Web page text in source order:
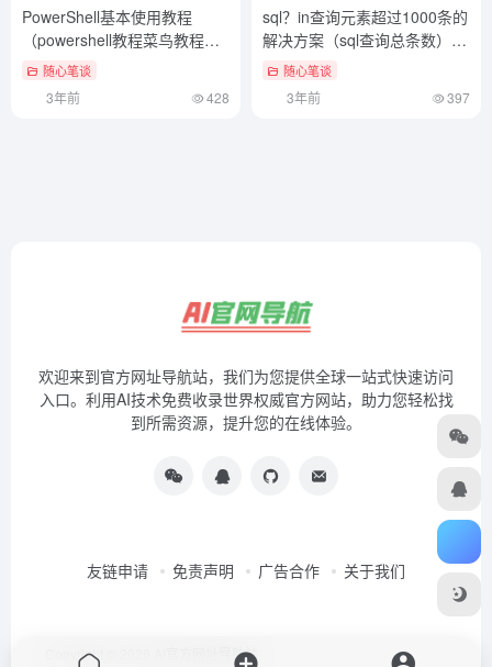
PowerShell基本使用教程
（powershell教程菜鸟教程）
怎么可以错过
随心笔谈
3年前 428
sql？in查询元素超过1000条的
解决方案（sql查询总条数）万
万没想到
随心笔谈
3年前 397
欢迎来到官方网址导航站，我们为您提供全球一站式快速访问
入口。利用AI技术免费收录世界权威官方网站，助力您轻松找
到所需资源，提升您的在线体验。
友链申请 免责声明 广告合作 关于我们
Copyright © 2026 AI官方网址导航站